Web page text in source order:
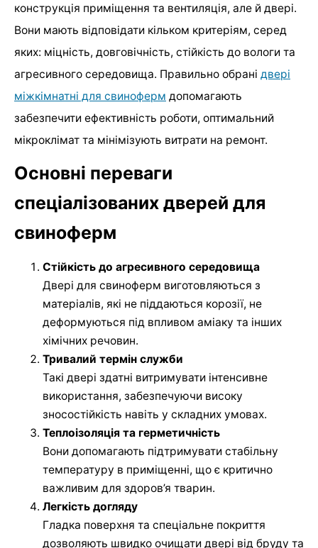
конструкція приміщення та вентиляція, але й двері.
Вони мають відповідати кільком критеріям, серед
яких: міцність, довговічність, стійкість до вологи та
агресивного середовища. Правильно обрані двері
міжкімнатні для свиноферм допомагають
забезпечити ефективність роботи, оптимальний
мікроклімат та мінімізують витрати на ремонт.
Основні переваги
спеціалізованих дверей для
свиноферм
Стійкість до агресивного середовища
Двері для свиноферм виготовляються з
матеріалів, які не піддаються корозії, не
деформуються під впливом аміаку та інших
хімічних речовин.
Тривалий термін служби
Такі двері здатні витримувати інтенсивне
використання, забезпечуючи високу
зносостійкість навіть у складних умовах.
Теплоізоляція та герметичність
Вони допомагають підтримувати стабільну
температуру в приміщенні, що є критично
важливим для здоров’я тварин.
Легкість догляду
Гладка поверхня та спеціальне покриття
дозволяють швидко очищати двері від бруду та